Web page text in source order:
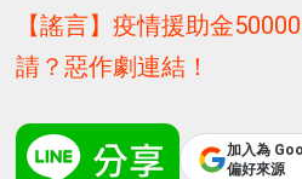
【謠言】疫情援助金
請？惡作劇連結！
加入為
偏好來源